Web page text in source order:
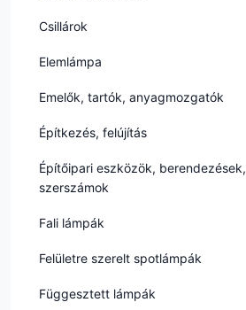
Csillárok
Elemlámpa
Emelők, tartók, anyagmozgatók
Építkezés, felújítás
Építőipari eszközök, berendezések,
szerszámok
Fali lámpák
Felületre szerelt spotlámpák
Függesztett lámpák